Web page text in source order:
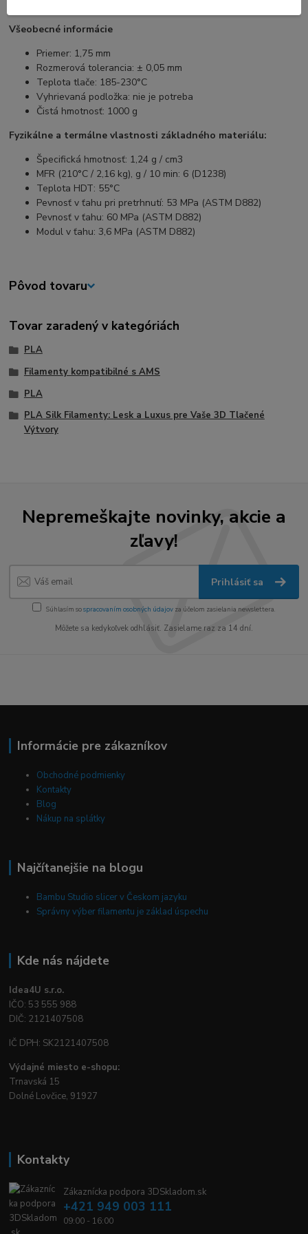
Všeobecné informácie
Priemer: 1,75 mm
Rozmerová tolerancia: ± 0,05 mm
Teplota tlače: 185-230°C
Vyhrievaná podložka: nie je potreba
Čistá hmotnosť: 1000 g
Fyzikálne a termálne vlastnosti základného materiálu:
Špecifická hmotnosť: 1,24 g / cm3
MFR (210°C / 2,16 kg), g / 10 min: 6 (D1238)
Teplota HDT: 55°C
Pevnosť v ťahu pri pretrhnutí: 53 MPa (ASTM D882)
Pevnosť v ťahu: 60 MPa (ASTM D882)
Modul v ťahu: 3,6 MPa (ASTM D882)
Pôvod tovaru
Tovar zaradený v kategóriách
PLA
Filamenty kompatibilné s AMS
PLA
PLA Silk Filamenty: Lesk a Luxus pre Vaše 3D Tlačené
Výtvory
Nepremeškajte novinky, akcie a
zľavy!
Prihlásiť sa
Súhlasím sospracovaním osobných údajov za účelom zasielania newslettera.
Môžete sa kedykoľvek odhlásiť. Zasielame raz za 14 dní.
Informácie pre zákazníkov
Obchodné podmienky
Kontakty
Blog
Nákup na splátky
Najčítanejšie na blogu
Bambu Studio slicer v Českom jazyku
Správny výber filamentu je základ úspechu
Kde nás nájdete
Idea4U s.r.o.
IČO: 53 555 988
DIČ: 2121407508
IČ DPH: SK2121407508
Výdajné miesto e-shopu:
Trnavská 15
Dolné Lovčice, 91927
Kontakty
Zákaznícka podpora 3DSkladom.sk
+421 949 003 111
09:00 - 16:00